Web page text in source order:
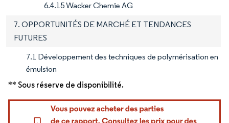
6.4.15 Wacker Chemie AG
7. OPPORTUNITÉS DE MARCHÉ ET TENDANCES
FUTURES
7.1 Développement des techniques de polymérisation en
émulsion
** Sous réserve de disponibilité.